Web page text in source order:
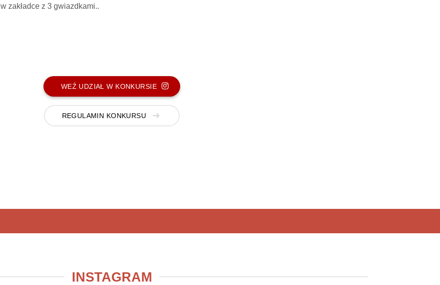
w zakładce z 3 gwiazdkami..
WEŹ UDZIAŁ W KONKURSIE
REGULAMIN KONKURSU
INSTAGRAM